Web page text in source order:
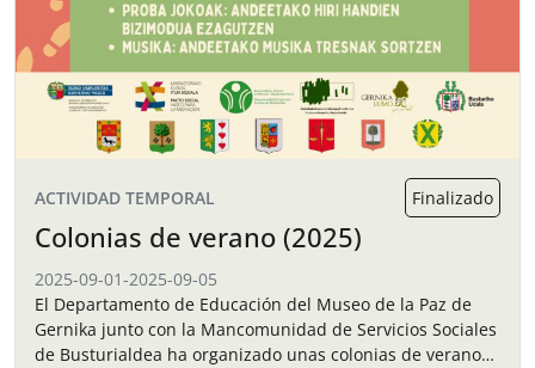
ACTIVIDAD TEMPORAL Finalizado
Colonias de verano (2025)
2025-09-01-2025-09-05
El Departamento de Educación del Museo de la Paz de
Gernika junto con la Mancomunidad de Servicios Sociales
de Busturialdea ha organizado unas colonias de verano